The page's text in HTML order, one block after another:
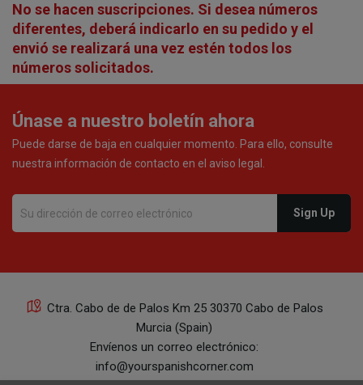
No se hacen suscripciones. Si desea números
diferentes, deberá indicarlo en su pedido y el
envió se realizará una vez estén todos los
números solicitados.
Únase a nuestro boletín ahora
Puede darse de baja en cualquier momento. Para ello, consulte
nuestra información de contacto en el aviso legal.
Ctra. Cabo de de Palos Km 25 30370 Cabo de Palos
Murcia (Spain)
Envíenos un correo electrónico:
info@yourspanishcorner.com